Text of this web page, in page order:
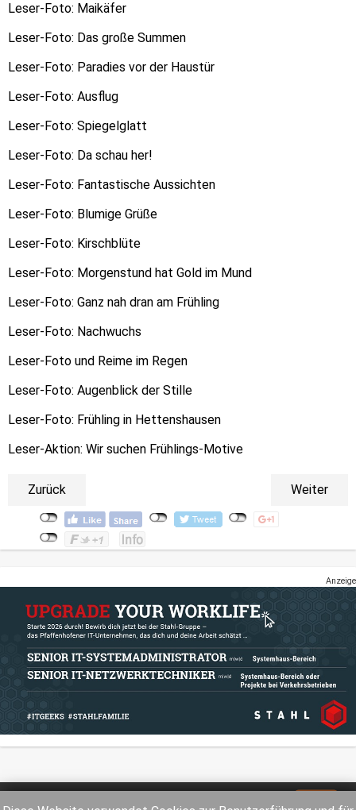
Leser-Foto: Maikäfer
Leser-Foto: Das große Summen
Leser-Foto: Paradies vor der Haustür
Leser-Foto: Ausflug
Leser-Foto: Spiegelglatt
Leser-Foto: Da schau her!
Leser-Foto: Fantastische Aussichten
Leser-Foto: Blumige Grüße
Leser-Foto: Kirschblüte
Leser-Foto: Morgenstund hat Gold im Mund
Leser-Foto: Ganz nah dran am Frühling
Leser-Foto: Nachwuchs
Leser-Foto und Reime im Regen
Leser-Foto: Augenblick der Stille
Leser-Foto: Frühling in Hettenshausen
Leser-Aktion: Wir suchen Frühlings-Motive
Zurück Weiter
Anzeige